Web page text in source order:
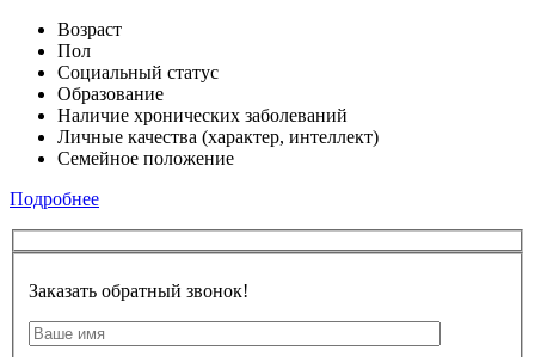
Возраст
Пол
Социальный статус
Образование
Наличие хронических заболеваний
Личные качества (характер, интеллект)
Семейное положение
Подробнее
Заказать обратный звонок!